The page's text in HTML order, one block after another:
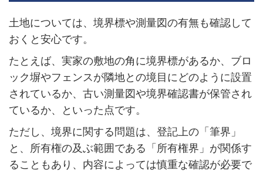
土地については、境界標や測量図の有無も確認して
おくと安心です。
たとえば、実家の敷地の角に境界標があるか、ブロ
ック塀やフェンスが隣地との境目にどのように設置
されているか、古い測量図や境界確認書が保管され
ているか、といった点です。
ただし、境界に関する問題は、登記上の「筆界」
と、所有権の及ぶ範囲である「所有権界」が関係す
ることもあり、内容によっては慎重な確認が必要で